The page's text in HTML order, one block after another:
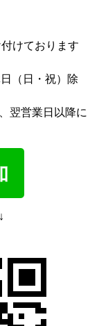
けております
（日・祝）除
翌営業日以降に